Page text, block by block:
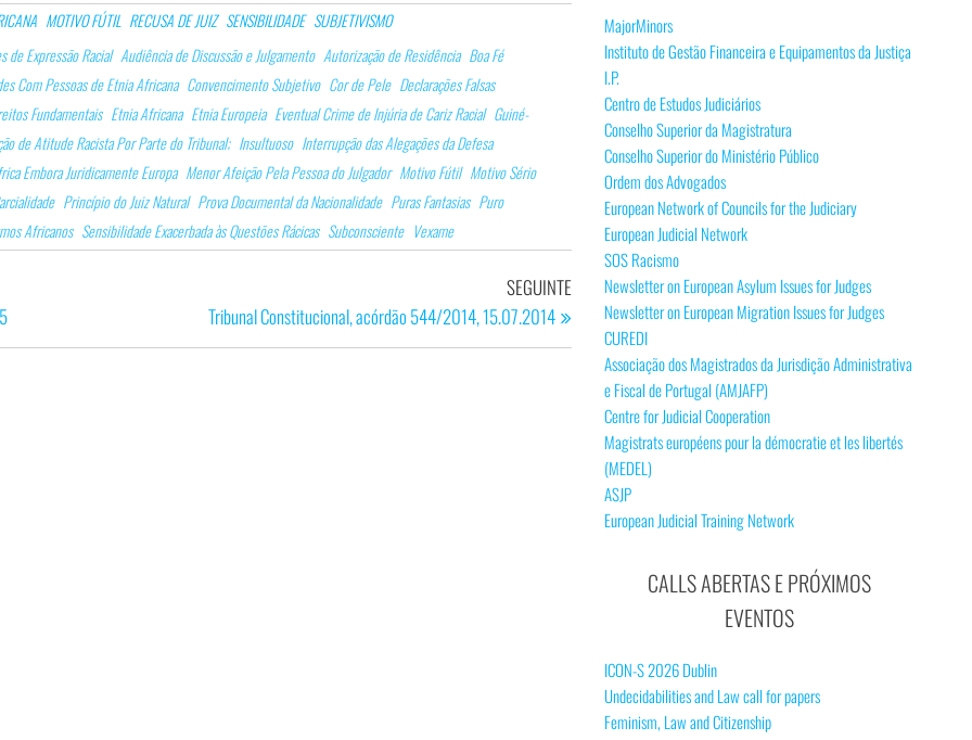
MOTIVO FÚTIL RECUSA DE JUIZ SENSIBILIDADE SUBJETIVISMO
de Expressão Racial Audiência de Discussão e Julgamento Autorização de Residência Boa Fé
Com Pessoas de Etnia Africana Convencimento Subjetivo Cor de Pele Declarações Falsas
Fundamentais Etnia Africana Etnia Europeia Eventual Crime de Injúria de Cariz Racial Guiné-
de Atitude Racista Por Parte do Tribunal; Insultuoso Interrupção das Alegações da Defesa
Embora Juridicamente Europa Menor Afeição Pela Pessoa do Julgador Motivo Fútil Motivo Sério
Princípio do Juiz Natural Prova Documental da Nacionalidade Puras Fantasias Puro
Africanos Sensibilidade Exacerbada às Questões Rácicas Subconsciente Vexame
Artigo
seguinte
SEGUINTE
Tribunal Constitucional, acórdão 544/2014, 15.07.2014
MajorMinors
Instituto de Gestão Financeira e Equipamentos da Justiça
I.P.
Centro de Estudos Judiciários
Conselho Superior da Magistratura
Conselho Superior do Ministério Público
Ordem dos Advogados
European Network of Councils for the Judiciary
European Judicial Network
SOS Racismo
Newsletter on European Asylum Issues for Judges
Newsletter on European Migration Issues for Judges
CUREDI
Associação dos Magistrados da Jurisdição Administrativa
e Fiscal de Portugal (AMJAFP)
Centre for Judicial Cooperation
Magistrats européens pour la démocratie et les libertés
(MEDEL)
ASJP
European Judicial Training Network
CALLS ABERTAS E PRÓXIMOS
EVENTOS
ICON-S 2026 Dublin
Undecidabilities and Law call for papers
Feminism, Law and Citizenship